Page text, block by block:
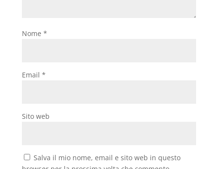
Nome *
Email *
Sito web
Salva il mio nome, email e sito web in questo